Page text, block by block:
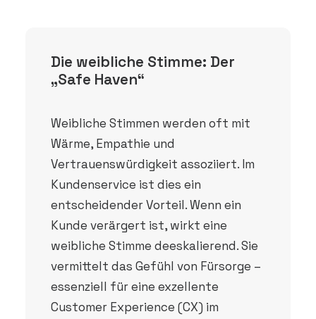
Die weibliche Stimme: Der
„Safe Haven“
Weibliche Stimmen werden oft mit
Wärme, Empathie und
Vertrauenswürdigkeit assoziiert. Im
Kundenservice ist dies ein
entscheidender Vorteil. Wenn ein
Kunde verärgert ist, wirkt eine
weibliche Stimme deeskalierend. Sie
vermittelt das Gefühl von Fürsorge –
essenziell für eine exzellente
Customer Experience (CX) im